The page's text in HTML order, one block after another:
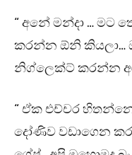
“ අනේ මන්දා … මට
කරන්න ඕනි කියලා…
නිග්ලෙක්ට් කරන්න
“ ඒක එච්චර
දෝණිව වඩාගෙන